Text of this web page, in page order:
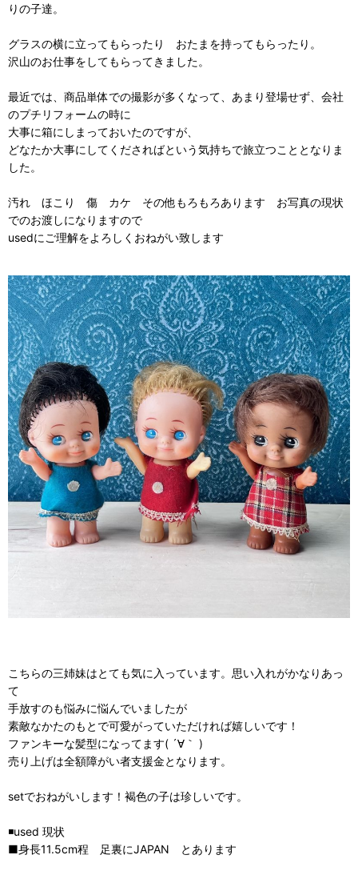
りの子達。
グラスの横に立ってもらったり おたまを持ってもらったり。
沢山のお仕事をしてもらってきました。
最近では、商品単体での撮影が多くなって、あまり登場せず、会社
のプチリフォームの時に
大事に箱にしまっておいたのですが、
どなたか大事にしてくださればという気持ちで旅立つこととなりま
した。
汚れ ほこり 傷 カケ その他もろもろあります お写真の現状
でのお渡しになりますので
usedにご理解をよろしくおねがい致します
こちらの三姉妹はとても気に入っています。思い入れがかなりあっ
て
手放すのも悩みに悩んでいましたが
素敵なかたのもとで可愛がっていただければ嬉しいです！
ファンキーな髪型になってます( ´∀｀ )
売り上げは全額障がい者支援金となります。
setでおねがいします！褐色の子は珍しいです。
◾️used 現状
■身長11.5cm程 足裏にJAPAN とあります